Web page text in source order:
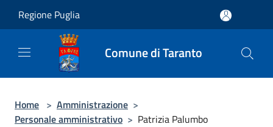
Regione Puglia
Comune di Taranto
Home > Amministrazione >
Personale amministrativo > Patrizia Palumbo